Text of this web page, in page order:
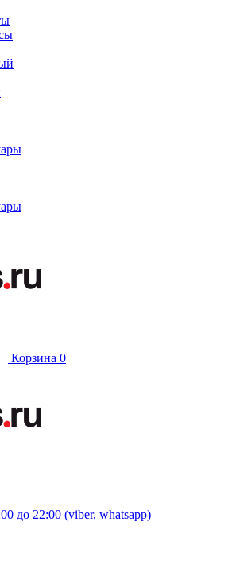
Корзина 0
до 22:00 (viber, whatsapp)